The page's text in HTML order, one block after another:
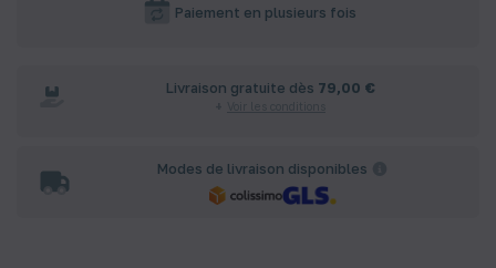
Paiement en plusieurs fois
Livraison gratuite dès 79,00 €
Modes de livraison disponibles